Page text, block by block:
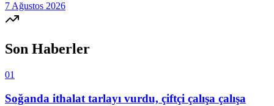
7 Ağustos 2026
Son Haberler
01
Soğanda ithalat tarlayı vurdu, çiftçi çalışa çalışa